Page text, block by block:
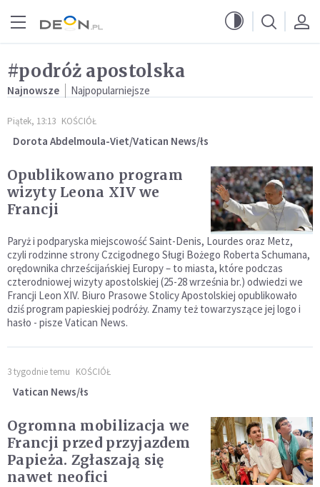
#podróż apostolska
Najnowsze Najpopularniejsze
Piątek, 13:13 KOŚCIÓŁ
Dorota Abdelmoula-Viet/Vatican News/łs
Opublikowano program
wizyty Leona XIV we
Francji
Paryż i podparyska miejscowość Saint-Denis, Lourdes oraz Metz,
czyli rodzinne strony Czcigodnego Sługi Bożego Roberta Schumana,
orędownika chrześcijańskiej Europy – to miasta, które podczas
czterodniowej wizyty apostolskiej (25-28 września br.) odwiedzi we
Francji Leon XIV. Biuro Prasowe Stolicy Apostolskiej opublikowało
dziś program papieskiej podróży. Znamy też towarzyszące jej logo i
hasło - pisze Vatican News.
3 tygodnie temu KOŚCIÓŁ
Vatican News/łs
Ogromna mobilizacja we
Francji przed przyjazdem
Papieża. Zgłaszają się
nawet neofici